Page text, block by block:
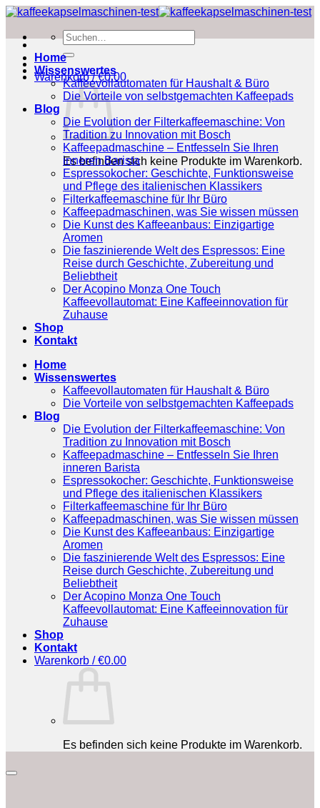
Zum
springen
Suchen
nach:
Warenkorb /€0.00
Es befinden sich keine Produkte im Warenkorb.
Home
Wissenswertes
Kaffeevollautomaten für Haushalt & Büro
Die Vorteile von selbstgemachten Kaffeepads
Blog
Die Evolution der Filterkaffeemaschine: Von
Tradition zu Innovation mit Bosch
Kaffeepadmaschine – Entfesseln Sie Ihren
inneren Barista
Espressokocher: Geschichte, Funktionsweise
und Pflege des italienischen Klassikers
Filterkaffeemaschine für Ihr Büro
Kaffeepadmaschinen, was Sie wissen müssen
Die Kunst des Kaffeeanbaus: Einzigartige
Aromen
Die faszinierende Welt des Espressos: Eine
Reise durch Geschichte, Zubereitung und
Beliebtheit
Der Acopino Monza One Touch
Kaffeevollautomat: Eine Kaffeeinnovation für
Zuhause
Shop
Kontakt
Home
Wissenswertes
Kaffeevollautomaten für Haushalt & Büro
Die Vorteile von selbstgemachten Kaffeepads
Blog
Die Evolution der Filterkaffeemaschine: Von
Tradition zu Innovation mit Bosch
Kaffeepadmaschine – Entfesseln Sie Ihren
inneren Barista
Espressokocher: Geschichte, Funktionsweise
und Pflege des italienischen Klassikers
Filterkaffeemaschine für Ihr Büro
Kaffeepadmaschinen, was Sie wissen müssen
Die Kunst des Kaffeeanbaus: Einzigartige
Aromen
Die faszinierende Welt des Espressos: Eine
Reise durch Geschichte, Zubereitung und
Beliebtheit
Der Acopino Monza One Touch
Kaffeevollautomat: Eine Kaffeeinnovation für
Zuhause
Shop
Kontakt
Warenkorb /€0.00
Es befinden sich keine Produkte im Warenkorb.